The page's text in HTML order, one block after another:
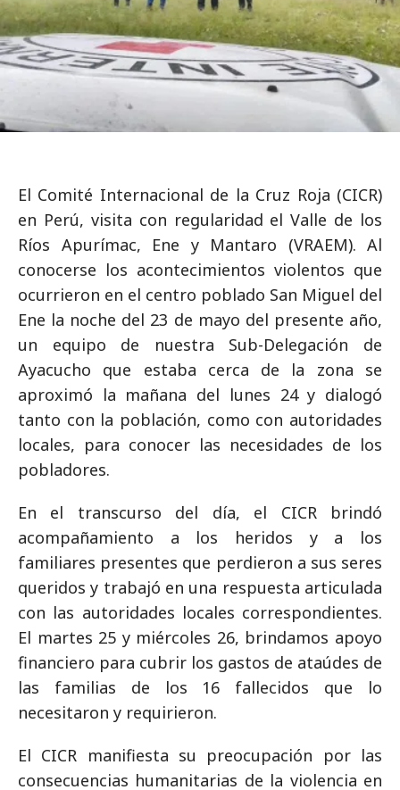
El Comité Internacional de la Cruz Roja (CICR)
en Perú, visita con regularidad el Valle de los
Ríos Apurímac, Ene y Mantaro (VRAEM). Al
conocerse los acontecimientos violentos que
ocurrieron en el centro poblado San Miguel del
Ene la noche del 23 de mayo del presente año,
un equipo de nuestra Sub-Delegación de
Ayacucho que estaba cerca de la zona se
aproximó la mañana del lunes 24 y dialogó
tanto con la población, como con autoridades
locales, para conocer las necesidades de los
pobladores.
En el transcurso del día, el CICR brindó
acompañamiento a los heridos y a los
familiares presentes que perdieron a sus seres
queridos y trabajó en una respuesta articulada
con las autoridades locales correspondientes.
El martes 25 y miércoles 26, brindamos apoyo
financiero para cubrir los gastos de ataúdes de
las familias de los 16 fallecidos que lo
necesitaron y requirieron.
El CICR manifiesta su preocupación por las
consecuencias humanitarias de la violencia en